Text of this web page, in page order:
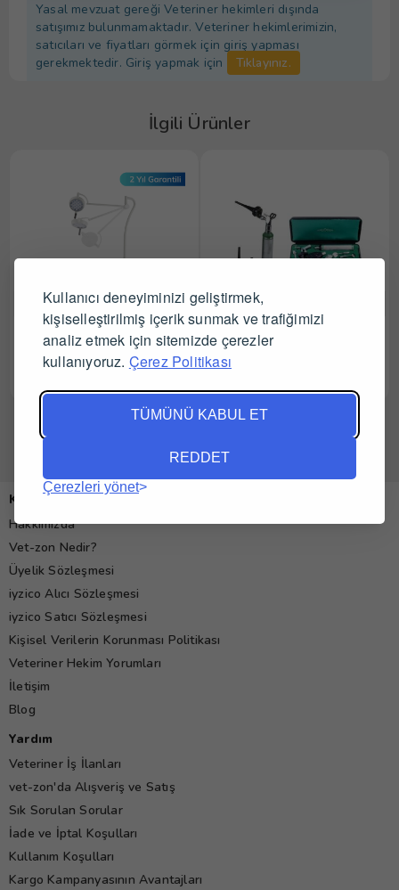
Kullanıcı deneyiminizi geliştirmek,
kişiselleştirilmiş içerik sunmak ve trafiğimizi
analiz etmek için sitemizde çerezler
kullanıyoruz. Çerez Politikası
TÜMÜNÜ KABUL ET
REDDET
Çerezleri yönet
Yasal mevzuat gereği Veteriner hekimleri dışında
satışımız bulunmamaktadır. Veteriner hekimlerimizin,
satıcıları ve fiyatları görmek için giriş yapması
gerekmektedir. Giriş yapmak için
Tıklayınız.
İlgili Ürünler
ÖMS Led Müdahale
Gowlands Veteriner
Kurumsal
Hakkımızda
Vet-zon Nedir?
Üyelik Sözleşmesi
iyzico Alıcı Sözleşmesi
iyzico Satıcı Sözleşmesi
Kişisel Verilerin Korunması Politikası
Veteriner Hekim Yorumları
İletişim
Blog
Yardım
Veteriner İş İlanları
vet-zon'da Alışveriş ve Satış
Sık Sorulan Sorular
İade ve İptal Koşulları
Kullanım Koşulları
Kargo Kampanyasının Avantajları